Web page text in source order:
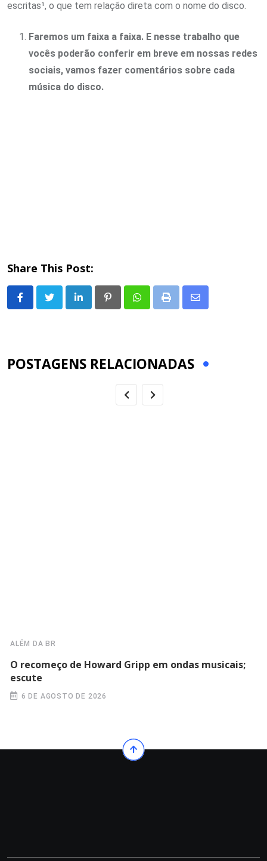
escritas¹, o que tem relação direta com o nome do disco.
Faremos um faixa a faixa. E nesse trabalho que
vocês poderão conferir em breve em nossas redes
sociais, vamos fazer comentários sobre cada
música do disco.
Share This Post:
LinkedIn PinterestWhatsappPrint
Share
POSTAGENS RELACIONADAS
ALÉM DA BR
O recomeço de Howard Gripp em ondas musicais;
escute
6 DE AGOSTO DE 2026